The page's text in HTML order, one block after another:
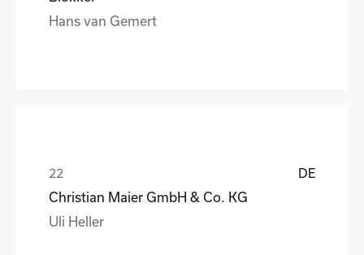
Hans van Gemert
DE
Christian Maier GmbH & Co. KG
Uli Heller